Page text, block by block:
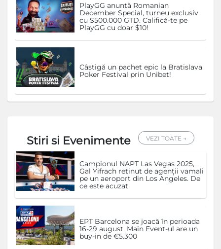
PlayGG anunță Romanian
December Special, turneu exclusiv
cu $500.000 GTD. Califică-te pe
PlayGG cu doar $10!
Câștigă un pachet epic la Bratislava
Poker Festival prin Unibet!
Stiri si Evenimente VEZI TOATE →
Campionul NAPT Las Vegas 2025,
Gal Yifrach reținut de agenții vamali
pe un aeroport din Los Angeles. De
ce este acuzat
EPT Barcelona se joacă în perioada
16-29 august. Main Event-ul are un
buy-in de €5.300